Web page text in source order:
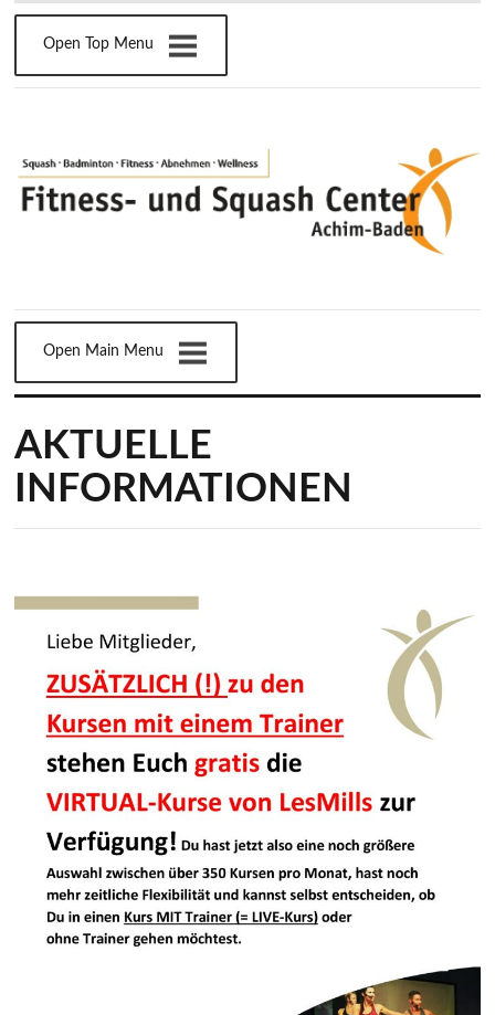
Open Top Menu
Open Main Menu
AKTUELLE
INFORMATIONEN